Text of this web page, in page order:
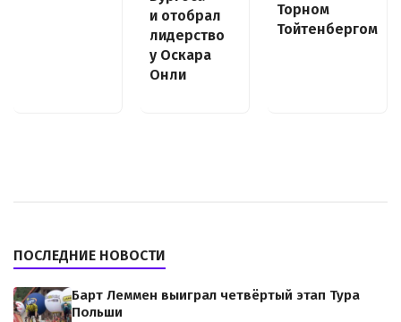
и отобрал
лидерство
у Оскара
Онли
Торном
Тойтенбергом
ПОСЛЕДНИЕ НОВОСТИ
Барт Леммен выиграл четвёртый этап Тура
Польши